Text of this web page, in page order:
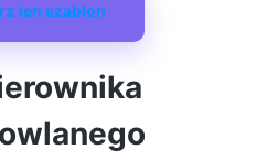
ten szablon